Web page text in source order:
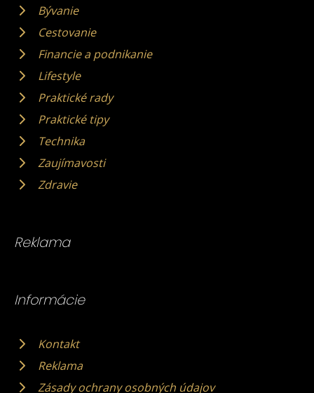
Bývanie
Cestovanie
Financie a podnikanie
Lifestyle
Praktické rady
Praktické tipy
Technika
Zaujímavosti
Zdravie
Reklama
Informácie
Kontakt
Reklama
Zásady ochrany osobných údajov